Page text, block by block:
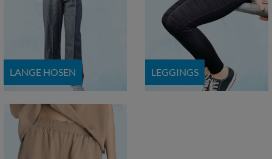
LANGE HOSEN LEGGINGS